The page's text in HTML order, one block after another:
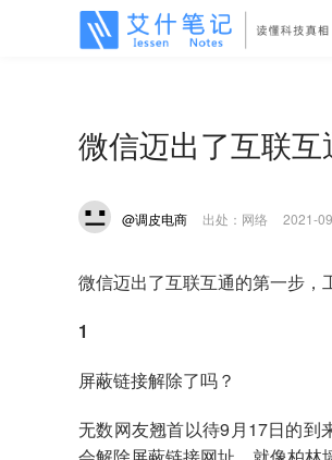
微信迈出了互联
@调皮电商 出处：网络 2021-
微信迈出了互联互通的第一步，
1
屏蔽链接解除了吗？
无数网友翘首以待9月17日的到